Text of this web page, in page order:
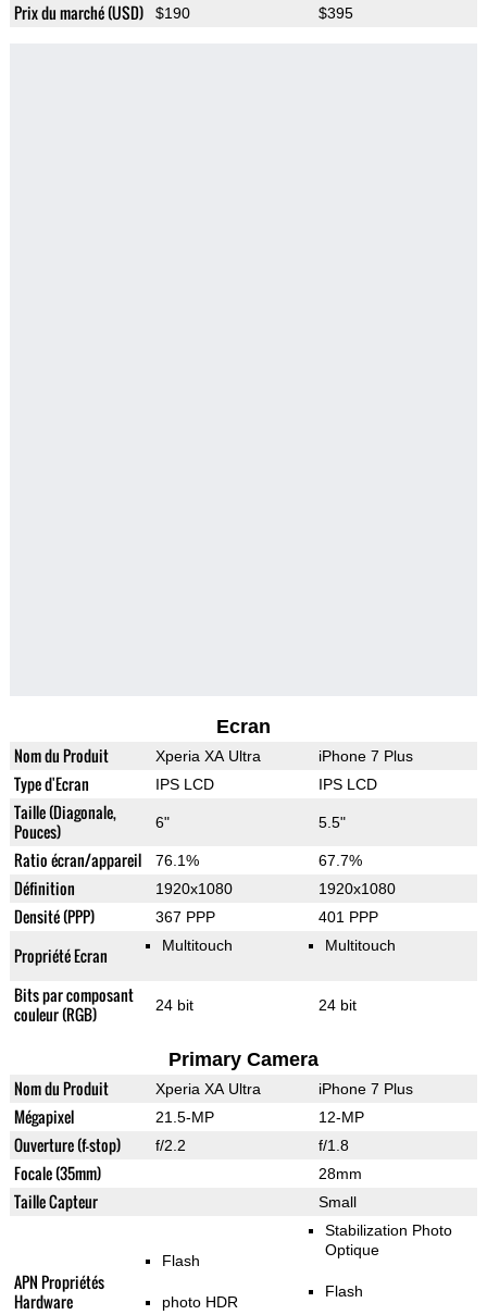
Prix du marché (USD) $190 $395
Ecran
Nom du Produit Xperia XA Ultra iPhone 7 Plus
Type d'Ecran IPS LCD IPS LCD
Taille (Diagonale,
Pouces)
6" 5.5"
Ratio écran/appareil 76.1% 67.7%
Définition 1920x1080 1920x1080
Densité (PPP) 367 PPP 401 PPP
Propriété Ecran Multitouch Multitouch
Bits par composant
couleur (RGB)
24 bit 24 bit
Primary Camera
Nom du Produit Xperia XA Ultra iPhone 7 Plus
Mégapixel 21.5-MP 12-MP
Ouverture (f-stop) f/2.2 f/1.8
Focale (35mm) 28mm
Taille Capteur Small
APN Propriétés
Hardware
Flash
photo HDR
Stabilization Photo
Optique
Flash